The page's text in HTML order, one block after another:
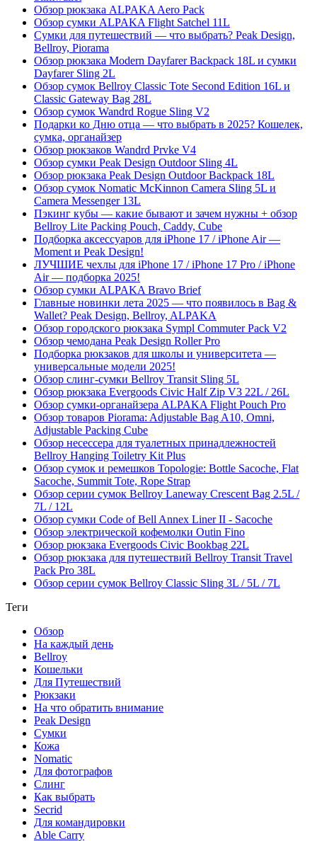
Обзор рюкзака ALPAKA Aero Pack
Обзор сумки ALPAKA Flight Satchel 11L
Сумки для путешествий — что выбрать? Peak Design,
Bellroy, Piorama
Обзор рюкзака Modern Dayfarer Backpack 18L и сумки
Dayfarer Sling 2L
Обзор сумок Bellroy Classic Tote Second Edition 16L и
Classic Gateway Bag 28L
Обзор сумок Wandrd Rogue Sling V2
Подарки ко Дню отца — что выбрать в 2025? Кошелек,
сумка, органайзер
Обзор рюкзаков Wandrd Prvke V4
Обзор сумки Peak Design Outdoor Sling 4L
Обзор рюкзака Peak Design Outdoor Backpack 18L
Обзор сумок Nomatic McKinnon Camera Sling 5L и
Camera Messenger 13L
Пэкинг кубы — какие бывают и зачем нужны + обзор
Bellroy Lite Packing Pouch, Caddy, Cube
Подборка аксессуаров для iPhone 17 / iPhone Air —
Moment и Peak Design!
ЛУЧШИЕ чехлы для iPhone 17 / iPhone 17 Pro / iPhone
Air — подборка 2025!
Обзор сумки ALPAKA Bravo Brief
Главные новинки лета 2025 — что появилось в Bag &
Wallet? Peak Design, Bellroy, ALPAKA
Обзор городского рюкзака Sympl Commuter Pack V2
Обзор чемодана Peak Design Roller Pro
Подборка рюкзаков для школы и университета —
универсальные модели 2025!
Обзор слинг-сумки Bellroy Transit Sling 5L
Обзор рюкзака Evergoods Civic Half Zip V3 22L / 26L
Обзор сумки-органайзера ALPAKA Flight Pouch Pro
Обзор товаров Piorama: Adjustable Bag A10, Omni,
Adjustable Packing Cube
Обзор несессера для туалетных принадлежностей
Bellroy Hanging Toiletry Kit Plus
Обзор сумок и ремешков Topologie: Bottle Sacoche, Flat
Sacoche, Summit Tote, Rope Strap
Обзор серии сумок Bellroy Laneway Crescent Bag 2.5L /
7L / 12L
Обзор сумки Code of Bell Annex Liner II - Sacoche
Обзор электрической кофемолки Outin Fino
Обзор рюкзака Evergoods Civic Bookbag 22L
Обзор рюкзака для путешествий Bellroy Transit Travel
Pack Pro 38L
Обзор серии сумок Bellroy Classic Sling 3L / 5L / 7L
Теги
Обзор
На каждый день
Bellroy
Кошельки
Для Путешествий
Рюкзаки
На что обратить внимание
Peak Design
Сумки
Кожа
Nomatic
Для фотографов
Слинг
Как выбрать
Secrid
Для командировки
Able Carry